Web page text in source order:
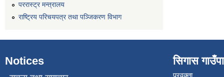
पररास्ट्र मन्त्रालय
राष्ट्रिय परिचयपत्र तथा पञ्जिकरण विभाग
Notices सिगास